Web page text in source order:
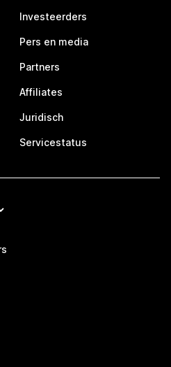
Investeerders
Pers en media
Partners
Affiliates
Juridisch
Servicestatus